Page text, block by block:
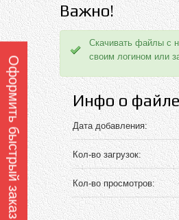
Важно!
Скачивать файлы с
своим логином или
Инфо о файле
Дата добавления:
Кол-во загрузок:
Кол-во просмотров:
Оформить быстрый заказ